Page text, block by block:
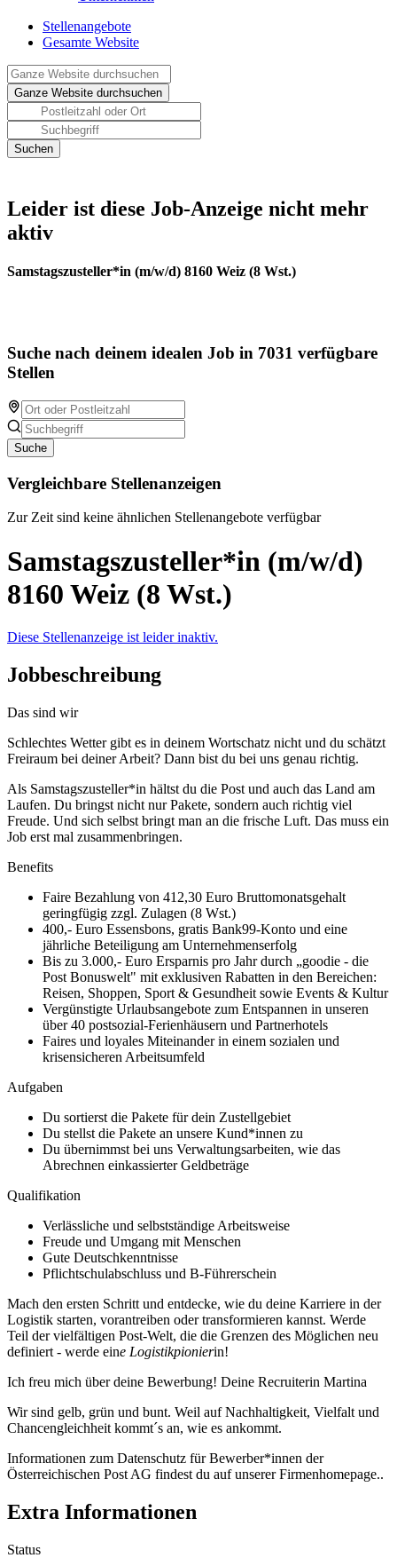
Stellenangebote
Gesamte Website
Leider ist diese Job-Anzeige nicht mehr
aktiv
Samstagszusteller*in (m/w/d) 8160 Weiz (8 Wst.)
Suche nach deinem idealen Job in 7031 verfügbare
Stellen
Suche
Vergleichbare Stellenanzeigen
Zur Zeit sind keine ähnlichen Stellenangebote verfügbar
Samstagszusteller*in (m/w/d)
8160 Weiz (8 Wst.)
Diese Stellenanzeige ist leider inaktiv.
Jobbeschreibung
Das sind wir
Schlechtes Wetter gibt es in deinem Wortschatz nicht und du schätzt
Freiraum bei deiner Arbeit? Dann bist du bei uns genau richtig.
Als Samstagszusteller*in hältst du die Post und auch das Land am
Laufen. Du bringst nicht nur Pakete, sondern auch richtig viel
Freude. Und sich selbst bringt man an die frische Luft. Das muss ein
Job erst mal zusammenbringen.
Benefits
Faire Bezahlung von 412,30 Euro Bruttomonatsgehalt
geringfügig zzgl. Zulagen (8 Wst.)
400,- Euro Essensbons, gratis Bank99-Konto und eine
jährliche Beteiligung am Unternehmenserfolg
Bis zu 3.000,- Euro Ersparnis pro Jahr durch „goodie - die
Post Bonuswelt" mit exklusiven Rabatten in den Bereichen:
Reisen, Shoppen, Sport & Gesundheit sowie Events & Kultur
Vergünstigte Urlaubsangebote zum Entspannen in unseren
über 40 postsozial-Ferienhäusern und Partnerhotels
Faires und loyales Miteinander in einem sozialen und
krisensicheren Arbeitsumfeld
Aufgaben
Du sortierst die Pakete für dein Zustellgebiet
Du stellst die Pakete an unsere Kund*innen zu
Du übernimmst bei uns Verwaltungsarbeiten, wie das
Abrechnen einkassierter Geldbeträge
Qualifikation
Verlässliche und selbstständige Arbeitsweise
Freude und Umgang mit Menschen
Gute Deutschkenntnisse
Pflichtschulabschluss und B-Führerschein
Mach den ersten Schritt und entdecke, wie du deine Karriere in der
Logistik starten, vorantreiben oder transformieren kannst. Werde
Teil der vielfältigen Post-Welt, die die Grenzen des Möglichen neu
definiert - werde eine Logistikpionierin!
Ich freu mich über deine Bewerbung! Deine Recruiterin Martina
Wir sind gelb, grün und bunt. Weil auf Nachhaltigkeit, Vielfalt und
Chancengleichheit kommt´s an, wie es ankommt.
Informationen zum Datenschutz für Bewerber*innen der
Österreichischen Post AG findest du auf unserer Firmenhomepage..
Extra Informationen
Status